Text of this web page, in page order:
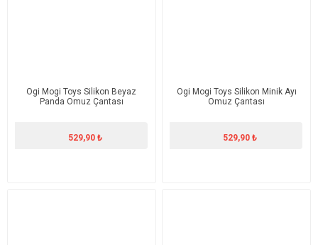
Ogi Mogi Toys Silikon Beyaz
Panda Omuz Çantası
529,90 ₺
Ogi Mogi Toys Silikon Minik Ayı
Omuz Çantası
529,90 ₺